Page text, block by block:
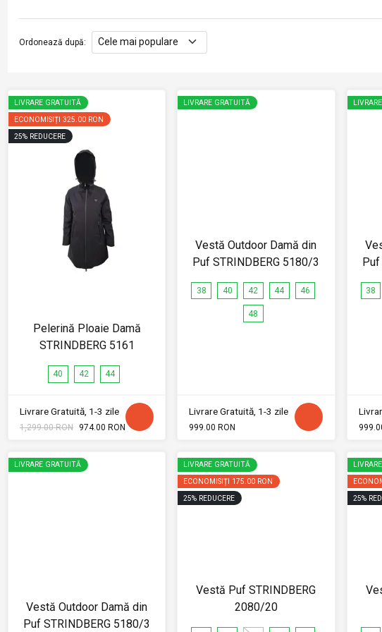
Ordonează după:
LIVRARE GRATUITĂ
ECONOMISIȚI 325.00 RON
25% REDUCERE
Pelerină Ploaie Damă
STRINDBERG 5161
40 42 44
Livrare Gratuită, 1-3 zile
1,299.00 RON 974.00 RON
LIVRARE GRATUITĂ
Vestă Outdoor Damă din
Puf STRINDBERG 5180/3
38 40 42 44 46
48
Livrare Gratuită, 1-3 zile
999.00 RON
Puf
38
LIVRARE GRATUITĂ
Vestă Outdoor Damă din
Puf STRINDBERG 5180/3
LIVRARE GRATUITĂ
ECONOMISIȚI 175.00 RON
25% REDUCERE
Vestă Puf STRINDBERG
2080/20
25%